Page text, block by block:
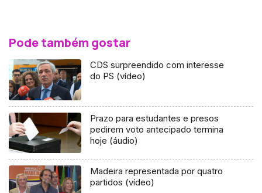
Pode também gostar
CDS surpreendido com interesse
do PS (vídeo)
Prazo para estudantes e presos
pedirem voto antecipado termina
hoje (áudio)
Madeira representada por quatro
partidos (vídeo)